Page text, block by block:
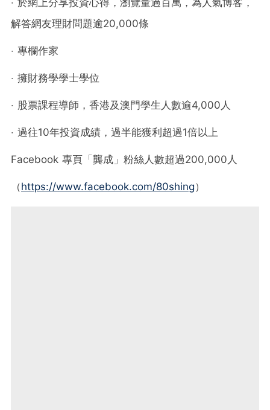
‧ 於網上分享投資心得，瀏覽量過百萬，為人氣博客，
解答網友理財問題逾20,000條
‧ 專欄作家
‧ 擁財務學學士學位
‧ 股票課程導師，香港及澳門學生人數逾4,000人
‧ 過往10年投資成績，過半能獲利超過1倍以上
Facebook 專頁「龔成」粉絲人數超過200,000人
（https://www.facebook.com/80shing）